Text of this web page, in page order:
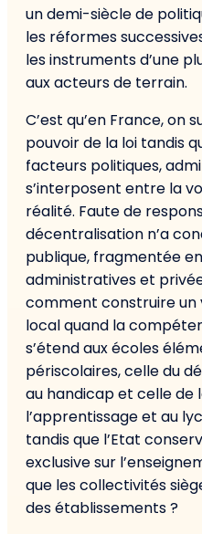
un demi-siècle de
les réformes
les instruments d’une
aux acteurs de terrain.
C’est qu’en France, on
pouvoir de la loi tandis
facteurs politiques,
s’interposent entre la
réalité. Faute de
décentralisation n’a
publique, fragmentée
administratives et
comment construire
local quand la
s’étend aux écoles
périscolaires, celle du
au handicap et celle de
l’apprentissage et au
tandis que l’Etat
exclusive sur
que les collectivités
des établissements ?